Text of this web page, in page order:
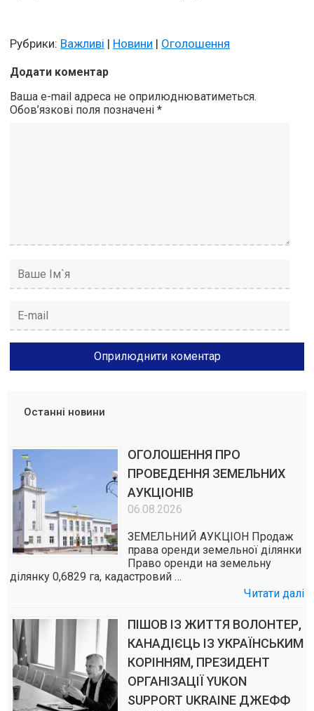
Рубрики: Важливі | Новини | Оголошення
Додати коментар
Ваша e-mail адреса не оприлюднюватиметься.
Обов’язкові поля позначені*
Останні новини
ОГОЛОШЕННЯ ПРО
ПРОВЕДЕННЯ ЗЕМЕЛЬНИХ
АУКЦІОНІВ
06.08.2026
ЗЕМЕЛЬНИЙ АУКЦІОН Продаж
права оренди земельної ділянки
Право оренди на земельну
ділянку 0,6829 га, кадастровий …
Читати далі
ПІШОВ ІЗ ЖИТТЯ ВОЛОНТЕР,
КАНАДІЄЦЬ ІЗ УКРАЇНСЬКИМ
КОРІННЯМ, ПРЕЗИДЕНТ
ОРГАНІЗАЦІЇ YUKON
SUPPORT UKRAINE ДЖЕФФ